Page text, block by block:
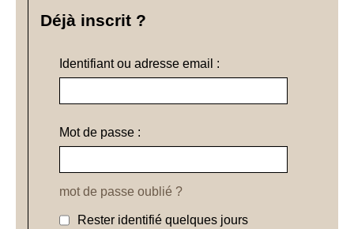
Déjà inscrit ?
Identifiant ou adresse email :
Mot de passe :
mot de passe oublié ?
Rester identifié quelques jours